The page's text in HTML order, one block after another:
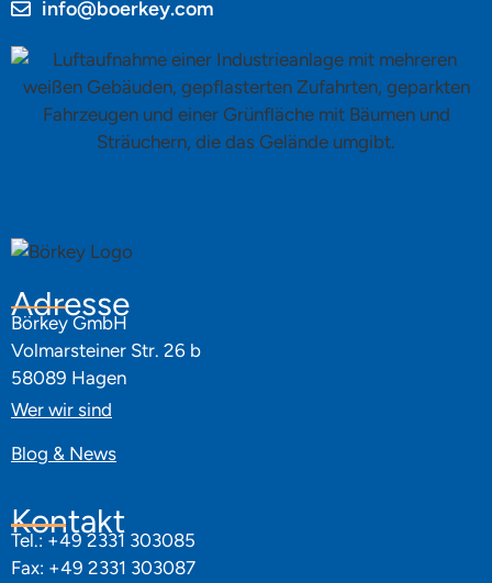
info@boerkey.com
Adresse
Börkey GmbH
Volmarsteiner Str. 26 b
58089 Hagen
Wer wir sind
Blog & News
Kontakt
Tel.: +49 2331 303085
Fax: +49 2331 303087